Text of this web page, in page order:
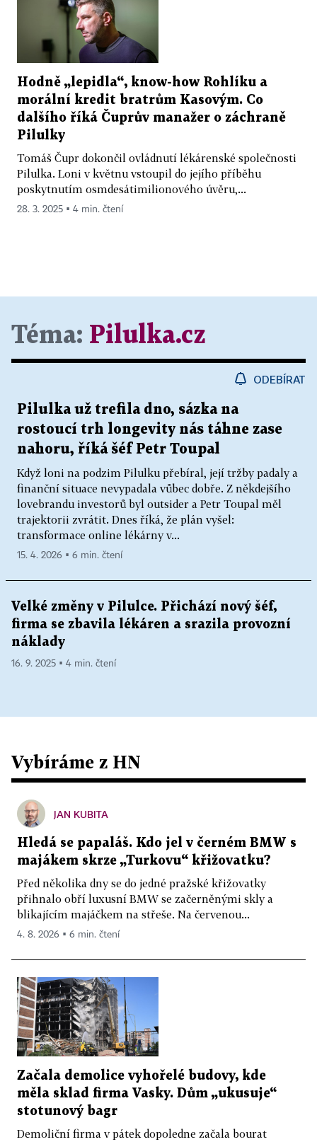
Hodně „lepidla“, know-how Rohlíku a
morální kredit bratrům Kasovým. Co
dalšího říká Čuprův manažer o záchraně
Pilulky
Tomáš Čupr dokončil ovládnutí lékárenské společnosti
Pilulka. Loni v květnu vstoupil do jejího příběhu
poskytnutím osmdesátimilionového úvěru,...
28. 3. 2025 ▪ 4 min. čtení
Téma: Pilulka.cz
ODEBÍRAT
Pilulka už trefila dno, sázka na
rostoucí trh longevity nás táhne zase
nahoru, říká šéf Petr Toupal
Když loni na podzim Pilulku přebíral, její tržby padaly a
finanční situace nevypadala vůbec dobře. Z někdejšího
lovebrandu investorů byl outsider a Petr Toupal měl
trajektorii zvrátit. Dnes říká, že plán vyšel:
transformace online lékárny v...
15. 4. 2026 ▪ 6 min. čtení
Velké změny v Pilulce. Přichází nový šéf,
firma se zbavila lékáren a srazila provozní
náklady
16. 9. 2025 ▪ 4 min. čtení
Vybíráme z HN
JAN KUBITA
Hledá se papaláš. Kdo jel v černém BMW s
majákem skrze „Turkovu“ křižovatku?
Před několika dny se do jedné pražské křižovatky
přihnalo obří luxusní BMW se začerněnými skly a
blikajícím majáčkem na střeše. Na červenou...
4. 8. 2026 ▪ 6 min. čtení
Začala demolice vyhořelé budovy, kde
měla sklad firma Vasky. Dům „ukusuje“
stotunový bagr
Demoliční firma v pátek dopoledne začala bourat